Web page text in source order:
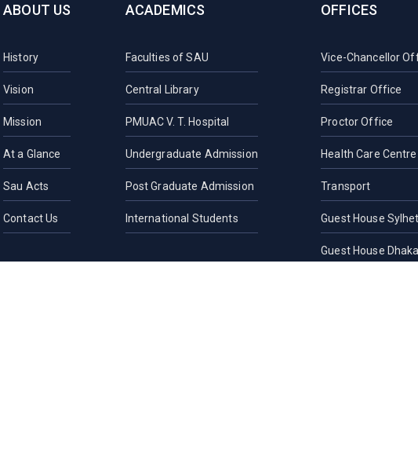
ABOUT US
History
Vision
Mission
At a Glance
Sau Acts
Contact Us
ACADEMICS
Faculties of SAU
Central Library
PMUAC V. T. Hospital
Undergraduate Admission
Post Graduate Admission
International Students
OFFICES
Vice-Chancellor
Registrar Office
Proctor Office
Health Care Centre
Transport
Guest House Sylhet
Guest House Dhaka